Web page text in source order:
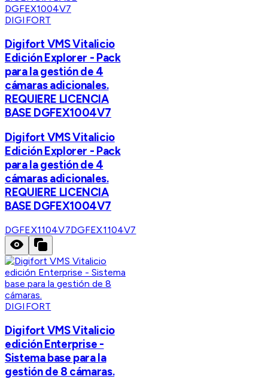
DIGIFORT
Digifort VMS Vitalicio
Edición Explorer - Pack
para la gestión de 4
cámaras adicionales.
REQUIERE LICENCIA
BASE DGFEX1004V7
Digifort VMS Vitalicio
Edición Explorer - Pack
para la gestión de 4
cámaras adicionales.
REQUIERE LICENCIA
BASE DGFEX1004V7
DGFEX1104V7DGFEX1104V7
DIGIFORT
Digifort VMS Vitalicio
edición Enterprise -
Sistema base para la
gestión de 8 cámaras.